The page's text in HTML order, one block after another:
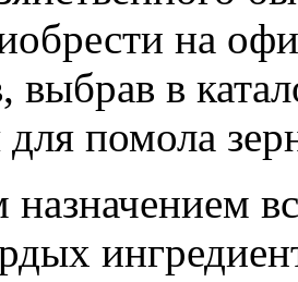
на
выбрав в
помола